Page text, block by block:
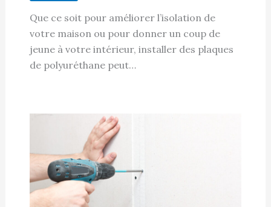
Que ce soit pour améliorer l’isolation de
votre maison ou pour donner un coup de
jeune à votre intérieur, installer des plaques
de polyuréthane peut…